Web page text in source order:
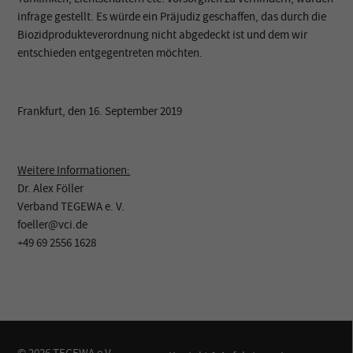
infrage gestellt. Es würde ein Präjudiz geschaffen, das durch die
Biozidprodukteverordnung nicht abgedeckt ist und dem wir
entschieden entgegentreten möchten.
Frankfurt, den 16. September 2019
Weitere Informationen:
Dr. Alex Föller
Verband TEGEWA e. V.
foeller@vci.de
+49 69 2556 1628